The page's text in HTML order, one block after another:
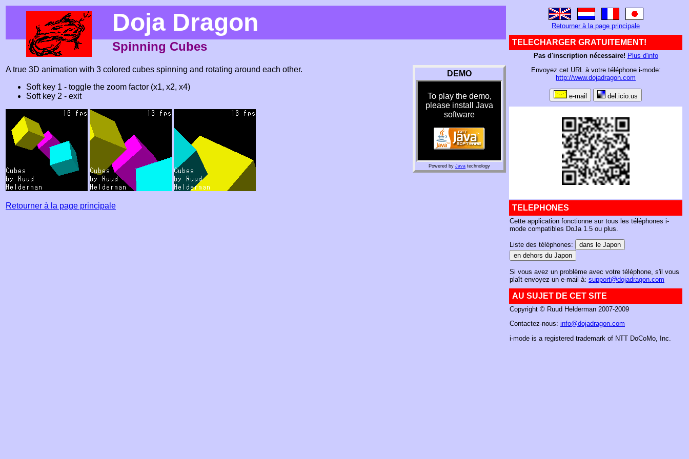
Doja Dragon
Spinning Cubes
DEMO
To play the demo,
please install Java
software
Powered by Java technology
A true 3D animation with 3 colored cubes spinning and rotating around each other.
Soft key 1 - toggle the zoom factor (x1, x2, x4)
Soft key 2 - exit
Retourner à la page principale
Retourner à la page principale
TELECHARGER GRATUITEMENT!
Pas d'inscription nécessaire! Plus d'info
Envoyez cet URL à votre téléphone i-mode:
http://www.dojadragon.com
e-mail del.icio.us
TELEPHONES
Cette application fonctionne sur tous les téléphones i-
mode compatibles DoJa 1.5 ou plus.
Liste des téléphones:
Si vous avez un problème avec votre téléphone, s'il vous
plaît envoyez un e-mail à: support@dojadragon.com
AU SUJET DE CET SITE
Copyright © Ruud Helderman 2007-2009
Contactez-nous: info@dojadragon.com
i-mode is a registered trademark of NTT DoCoMo, Inc.